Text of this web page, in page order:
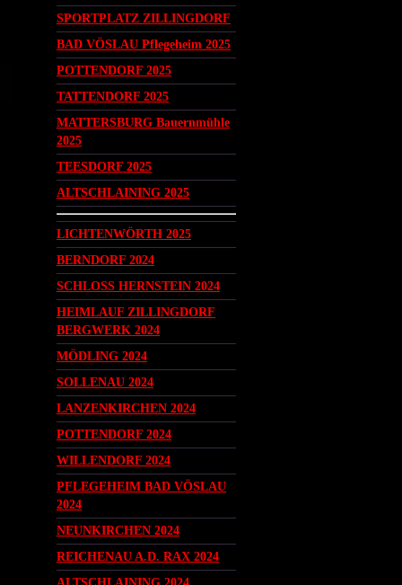
SPORTPLATZ ZILLINGDORF
BAD VÖSLAU Pflegeheim 2025
POTTENDORF 2025
TATTENDORF 2025
MATTERSBURG Bauernmühle
2025
TEESDORF 2025
ALTSCHLAINING 2025
LICHTENWÖRTH 2025
BERNDORF 2024
SCHLOSS HERNSTEIN 2024
HEIMLAUF ZILLINGDORF
BERGWERK 2024
MÖDLING 2024
SOLLENAU 2024
LANZENKIRCHEN 2024
POTTENDORF 2024
WILLENDORF 2024
PFLEGEHEIM BAD VÖSLAU
2024
NEUNKIRCHEN 2024
REICHENAU A.D. RAX 2024